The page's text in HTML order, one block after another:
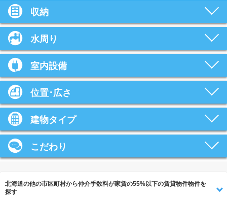
収納
水周り
室内設備
位置･広さ
建物タイプ
こだわり
北海道の他の市区町村から仲介手数料が家賃の55%以下の賃貸物件物件を
探す